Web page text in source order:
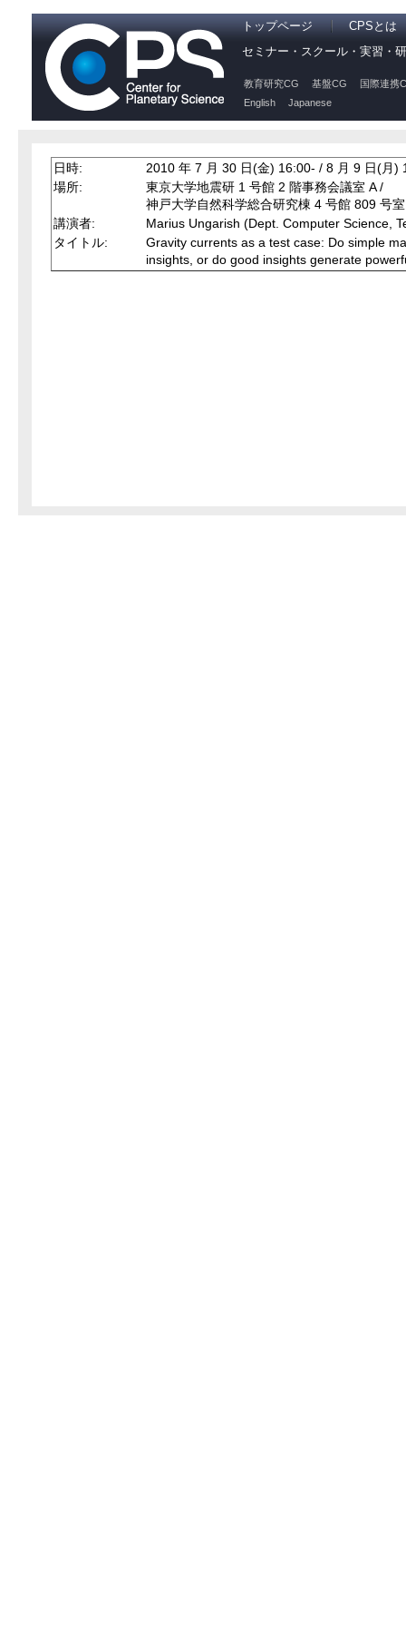
トップページ
CPSとは
セミナー・スクール・実習・
教育研究CG 基盤CG
国際連携
English
Japanese
日時:
2010 年 7 月 30 日(金) 16:00- / 8 月 9 日(月)
場所:
東京大学地震研 1 号館 2 階事務会議室 A /
神戸大学自然科学総合研究棟 4 号館 809 号室
講演者:
Marius Ungarish (Dept. Computer Science,
タイトル:
Gravity currents as a test case: Do simple
insights, or do good insights generate